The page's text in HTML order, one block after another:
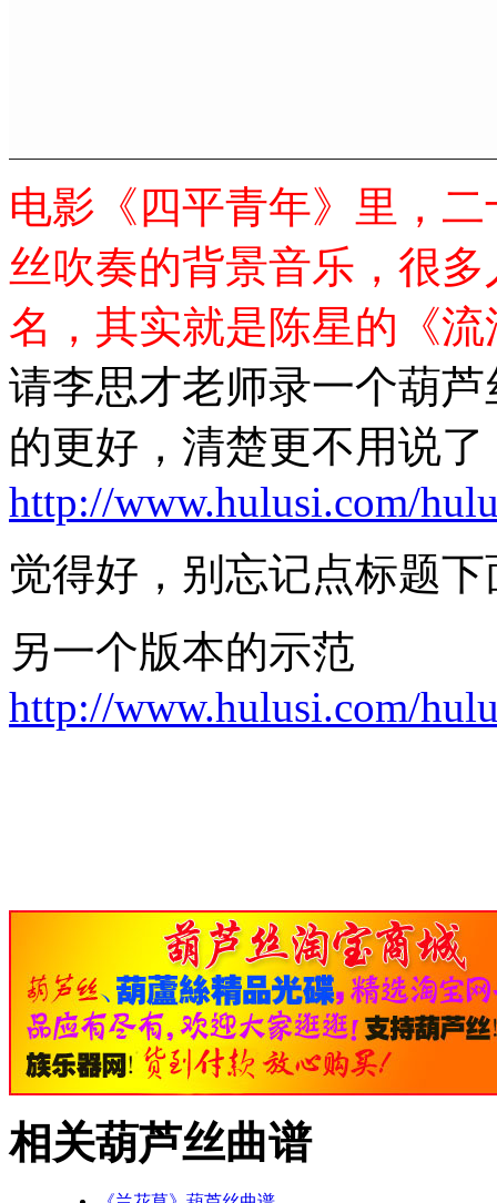
电影《四平青年》里，
丝吹奏的背景音乐，很
名，其实就是陈星的《
请李思才老师录一个葫
的更好，清楚更不用说
http://www.hulusi.com/
觉得好，别忘记点标题
另一个版本的示范
http://www.hulusi.com/
相关葫芦丝曲谱